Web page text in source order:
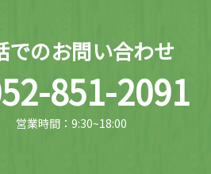
でのお問い合わせ
851-2091
営業時間：9:30~18:00